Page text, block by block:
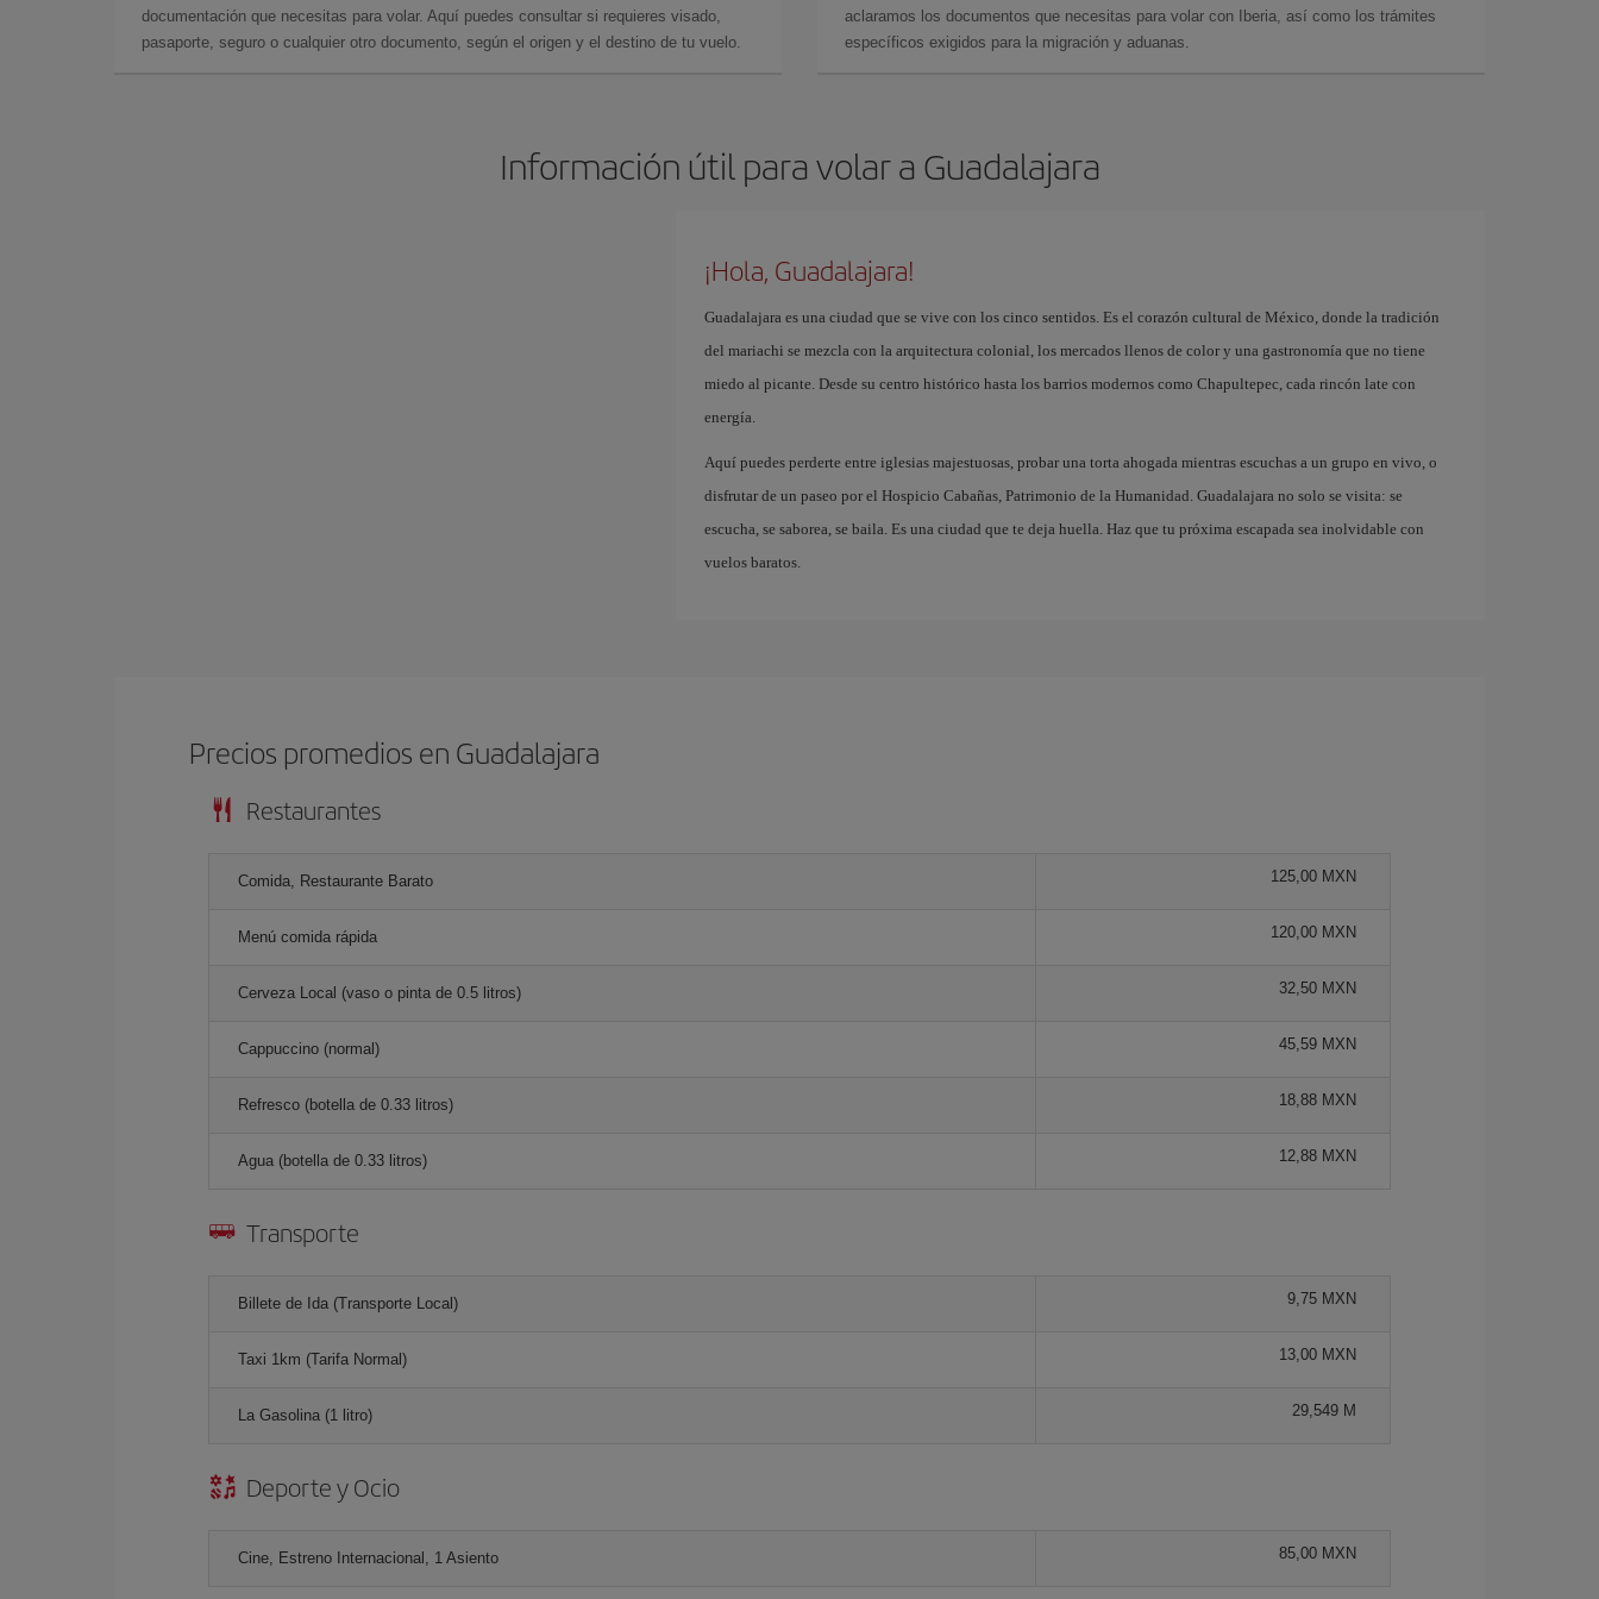
documentación que necesitas para volar. Aquí puedes consultar si requieres visado,
pasaporte, seguro o cualquier otro documento, según el origen y el destino de tu vuelo.
aclaramos los documentos que necesitas para volar con Iberia, así como los trámites
específicos exigidos para la migración y aduanas.
Información útil para volar a Guadalajara
¡Hola, Guadalajara!
Guadalajara es una ciudad que se vive con los cinco sentidos. Es el corazón cultural de México, donde la tradición
del mariachi se mezcla con la arquitectura colonial, los mercados llenos de color y una gastronomía que no tiene
miedo al picante. Desde su centro histórico hasta los barrios modernos como Chapultepec, cada rincón late con
energía.
Aquí puedes perderte entre iglesias majestuosas, probar una torta ahogada mientras escuchas a un grupo en vivo, o
disfrutar de un paseo por el Hospicio Cabañas, Patrimonio de la Humanidad. Guadalajara no solo se visita: se
escucha, se saborea, se baila. Es una ciudad que te deja huella. Haz que tu próxima escapada sea inolvidable con
vuelos baratos.
Precios promedios en Guadalajara
Restaurantes
Comida, Restaurante Barato 125,00 MXN
Menú comida rápida 120,00 MXN
Cerveza Local (vaso o pinta de 0.5 litros) 32,50 MXN
Cappuccino (normal) 45,59 MXN
Refresco (botella de 0.33 litros) 18,88 MXN
Agua (botella de 0.33 litros) 12,88 MXN
Transporte
Billete de Ida (Transporte Local) 9,75 MXN
Taxi 1km (Tarifa Normal) 13,00 MXN
La Gasolina (1 litro) 29,549 M
Deporte y Ocio
Cine, Estreno Internacional, 1 Asiento 85,00 MXN